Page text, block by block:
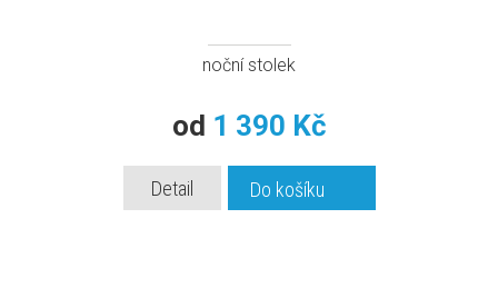
noční stolek
od 1 390 Kč
Detail Do košíku